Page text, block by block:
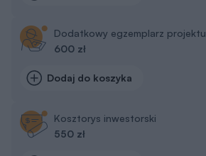
Dodatkowy egzemplarz projektu
600 zł
Dodaj do koszyka
Kosztorys inwestorski
550 zł